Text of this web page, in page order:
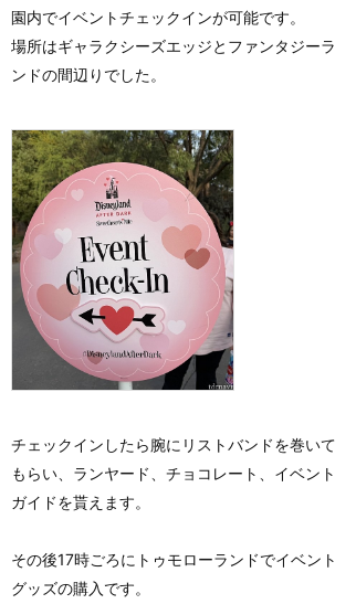
園内でイベントチェックインが可能です。
場所はギャラクシーズエッジとファンタジーラ
ンドの間辺りでした。
チェックインしたら腕にリストバンドを巻いて
もらい、ランヤード、チョコレート、イベント
ガイドを貰えます。
その後17時ごろにトゥモローランドでイベント
グッズの購入です。